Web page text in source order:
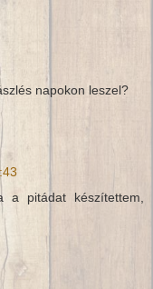
napokon leszel?
a pitádat készítettem,